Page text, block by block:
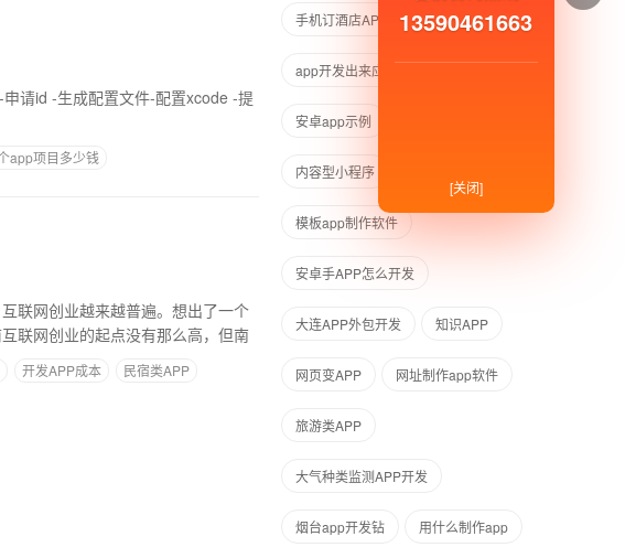
app项目多少钱
联网创业越来越普遍。想出了一个
联网创业的起点没有那么高，但南
开发APP成本
民宿类APP
手机订酒店APP
app开发出来应用还要花钱吗
安卓app示例
内容型小程序
模板app制作软件
安卓手APP怎么开发
大连APP外包开发 知识APP
网页变APP 网址制作app软件
旅游类APP
大气种类监测APP开发
烟台app开发钻 用什么制作app
13590461663
[关闭]